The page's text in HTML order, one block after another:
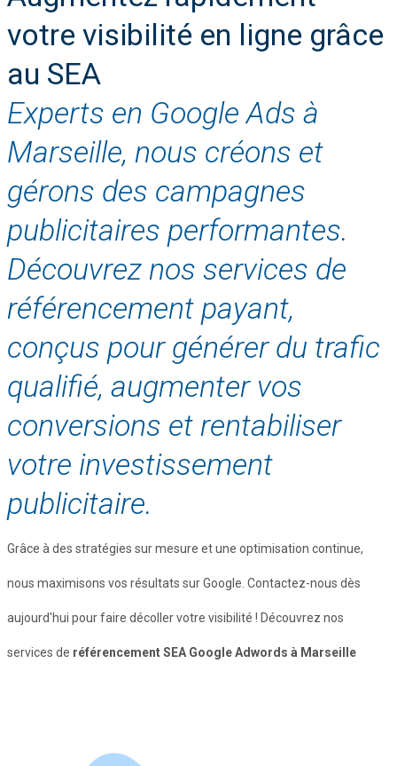
votre visibilité en ligne grâce
au SEA
Experts en Google Ads à
Marseille, nous créons et
gérons des campagnes
publicitaires performantes.
Découvrez nos services de
référencement payant,
conçus pour générer du trafic
qualifié, augmenter vos
conversions et rentabiliser
votre investissement
publicitaire.
Grâce à des stratégies sur mesure et une optimisation continue,
nous maximisons vos résultats sur Google. Contactez-nous dès
aujourd'hui pour faire décoller votre visibilité ! Découvrez nos
services de référencement SEA Google Adwords à Marseille